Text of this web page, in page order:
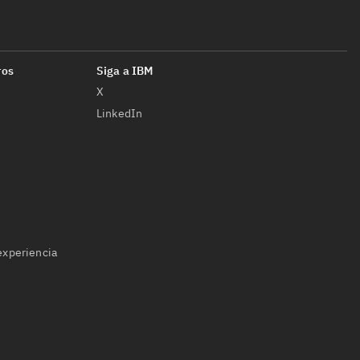
X
LinkedIn